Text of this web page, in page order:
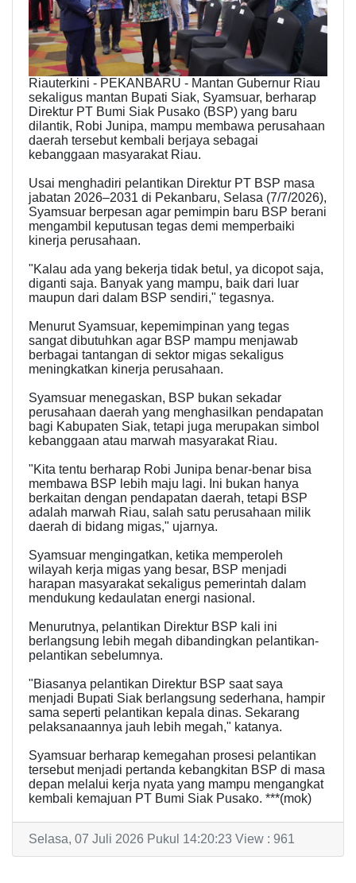
Riauterkini - PEKANBARU - Mantan Gubernur Riau
sekaligus mantan Bupati Siak, Syamsuar, berharap
Direktur PT Bumi Siak Pusako (BSP) yang baru
dilantik, Robi Junipa, mampu membawa perusahaan
daerah tersebut kembali berjaya sebagai
kebanggaan masyarakat Riau.
Usai menghadiri pelantikan Direktur PT BSP masa
jabatan 2026–2031 di Pekanbaru, Selasa (7/7/2026),
Syamsuar berpesan agar pemimpin baru BSP berani
mengambil keputusan tegas demi memperbaiki
kinerja perusahaan.
"Kalau ada yang bekerja tidak betul, ya dicopot saja,
diganti saja. Banyak yang mampu, baik dari luar
maupun dari dalam BSP sendiri," tegasnya.
Menurut Syamsuar, kepemimpinan yang tegas
sangat dibutuhkan agar BSP mampu menjawab
berbagai tantangan di sektor migas sekaligus
meningkatkan kinerja perusahaan.
Syamsuar menegaskan, BSP bukan sekadar
perusahaan daerah yang menghasilkan pendapatan
bagi Kabupaten Siak, tetapi juga merupakan simbol
kebanggaan atau marwah masyarakat Riau.
"Kita tentu berharap Robi Junipa benar-benar bisa
membawa BSP lebih maju lagi. Ini bukan hanya
berkaitan dengan pendapatan daerah, tetapi BSP
adalah marwah Riau, salah satu perusahaan milik
daerah di bidang migas," ujarnya.
Syamsuar mengingatkan, ketika memperoleh
wilayah kerja migas yang besar, BSP menjadi
harapan masyarakat sekaligus pemerintah dalam
mendukung kedaulatan energi nasional.
Menurutnya, pelantikan Direktur BSP kali ini
berlangsung lebih megah dibandingkan pelantikan-
pelantikan sebelumnya.
"Biasanya pelantikan Direktur BSP saat saya
menjadi Bupati Siak berlangsung sederhana, hampir
sama seperti pelantikan kepala dinas. Sekarang
pelaksanaannya jauh lebih megah," katanya.
Syamsuar berharap kemegahan prosesi pelantikan
tersebut menjadi pertanda kebangkitan BSP di masa
depan melalui kerja nyata yang mampu mengangkat
kembali kemajuan PT Bumi Siak Pusako. ***(mok)
Selasa, 07 Juli 2026 Pukul 14:20:23 View : 961